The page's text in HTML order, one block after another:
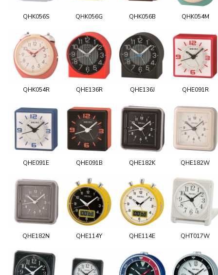
QHK056S QHK056G QHK056B QHK054M
QHK054R QHE136R QHE136J QHE091R
QHE091E QHE091B QHE182K QHE182W
QHE182N QHE114Y QHE114E QHT017W